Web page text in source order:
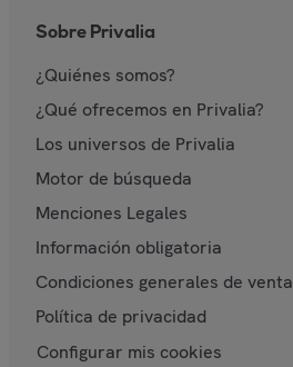
Sobre Privalia
¿Quiénes somos?
¿Qué ofrecemos en Privalia?
Los universos de Privalia
Motor de búsqueda
Menciones Legales
Información obligatoria
Condiciones generales de
Política de privacidad
Configurar mis cookies